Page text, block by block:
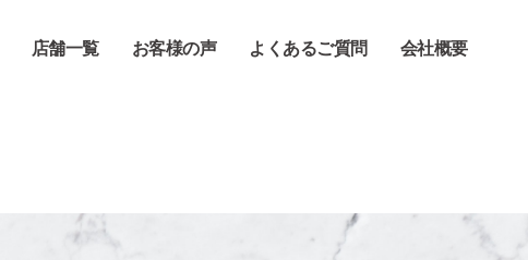
店舗一覧 お客様の声 よくあるご質問 会社概要